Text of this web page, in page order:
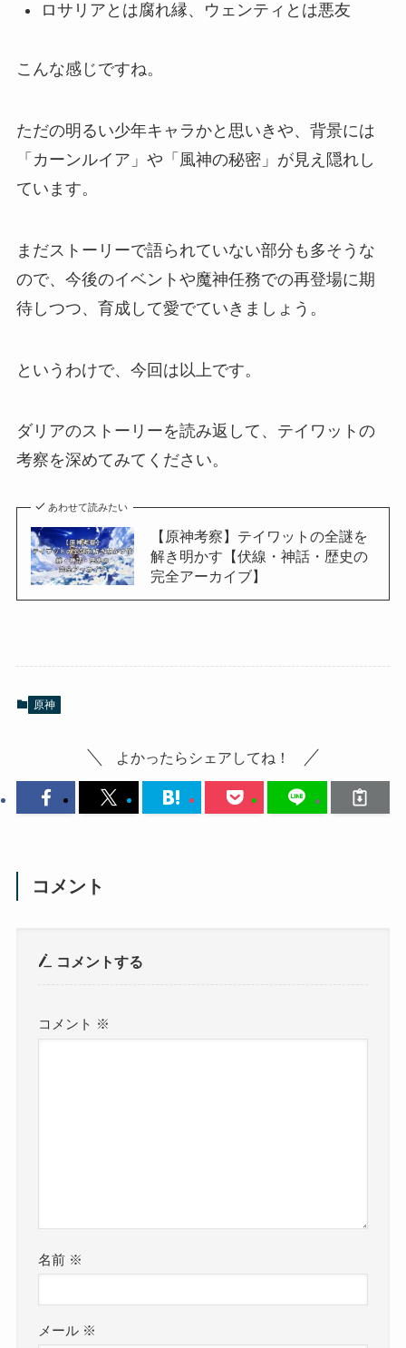
ロサリアとは腐れ縁、ウェンティとは悪友
こんな感じですね。
ただの明るい少年キャラかと思いきや、背景には
「カーンルイア」や「風神の秘密」が見え隠れし
ています。
まだストーリーで語られていない部分も多そうな
ので、今後のイベントや魔神任務での再登場に期
待しつつ、育成して愛でていきましょう。
というわけで、今回は以上です。
ダリアのストーリーを読み返して、テイワットの
考察を深めてみてください。
あわせて読みたい
【原神考察】テイワットの全謎を
解き明かす【伏線・神話・歴史の
完全アーカイブ】
原神
よかったらシェアしてね！
コメント
コメントする
コメント ※
名前 ※
メール ※